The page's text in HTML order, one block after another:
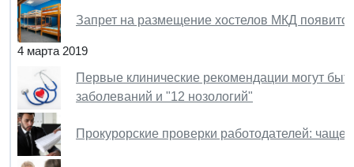
Запрет на размещение хостелов МКД
4 марта 2019
Первые клинические рекомендации могут
заболеваний и "12 нозологий"
Прокурорские проверки работодателей: